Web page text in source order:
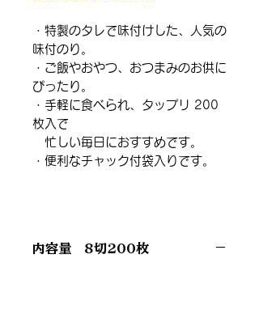
・特製のタレで味付けした、人気の
味付のり。
・ご飯やおやつ、おつまみのお供に
ぴったり。
・手軽に食べられ、タップリ 200
枚入で
忙しい毎日におすすめです。
・便利なチャック付袋入りです。
内容量 8切200枚